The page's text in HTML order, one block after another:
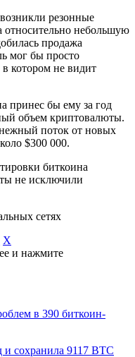
резонные
относительно небольшую
продажа
мог бы просто
в котором не видит
принес бы ему за год
объем криптовалюты.
поток от новых
$300 000.
биткоина
не исключили
сетях
X
и нажмите
в 390 биткоин-
и сохранила 9117 BTC